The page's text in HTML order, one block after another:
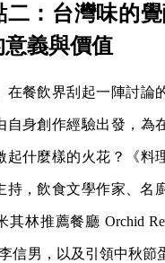
二：台灣味的
義與價值
在餐飲界刮起一陣討論
自身創作經驗出發，為
起什麼樣的火花？《料
持，飲食文學作家、名
其林推薦餐廳 Orchid
信男，以及引領中秋節